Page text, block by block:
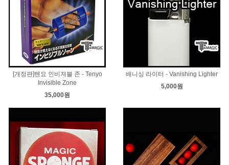
[개정판]텐요 인비져블 존 - Tenyo
Invisible Zone
35,000원
배니싱 라이터 - Vanishing Lighter
5,000원